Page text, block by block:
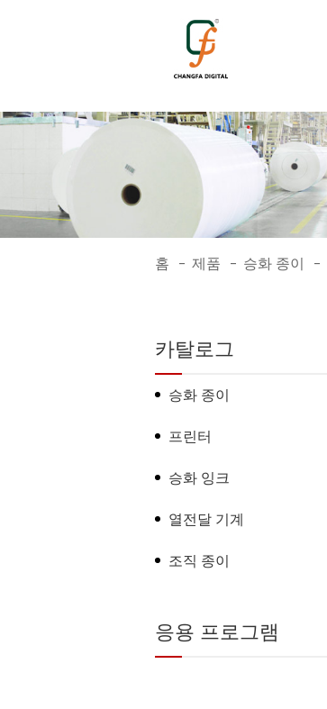
홈 - 제품 - 승화 종이 -
카탈로그
승화 종이
프린터
승화 잉크
열전달 기계
조직 종이
응용 프로그램